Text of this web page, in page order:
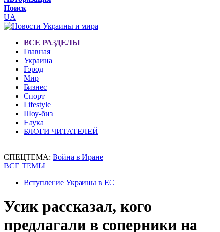
Поиск
UA
ВСЕ РАЗДЕЛЫ
Главная
Украина
Город
Мир
Бизнес
Спорт
Lifestyle
Шоу-биз
Наука
БЛОГИ ЧИТАТЕЛЕЙ
СПЕЦТЕМА: Война в Иране
ВСЕ ТЕМЫ
Вступление Украины в ЕС
Усик рассказал, кого
предлагали в соперники на